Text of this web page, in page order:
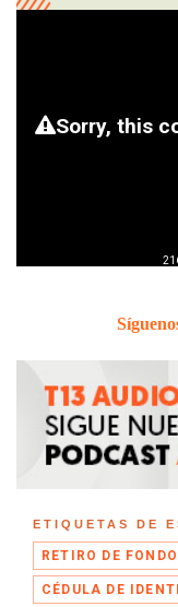
ETIQUETAS DE
RETIRO DE
CÉDULA DE